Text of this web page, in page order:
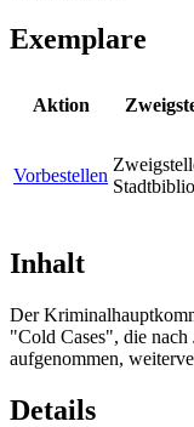
Exemplare
Aktion
Vorbestellen
Inhalt
Der
"Cold Cases", die
aufgenommen,
Details